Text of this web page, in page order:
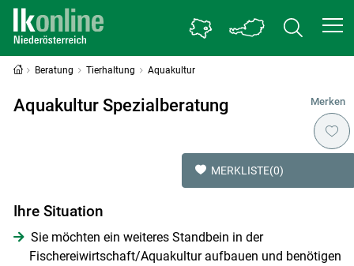
Beratung Tierhaltung Aquakultur
Merken
Aquakultur Spezialberatung
MERKLISTE(0)
Ihre Situation
Sie möchten ein weiteres Standbein in der
Fischereiwirtschaft/Aquakultur aufbauen und benötigen